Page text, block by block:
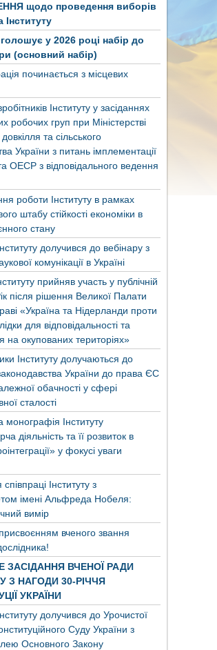
щодо проведення виборів
Інституту
у 2026 році набір до
(основний набір)
починається з місцевих
Інституту у засіданнях
робочих груп при Міністерстві
та сільського
України з питань імплементації
ОЕСР з відповідального ведення
роботи Інституту в рамках
штабу стійкості економіки в
стану
долучився до вебінару з
комунікації в Україні
прийняв участь у публічній
після рішення Великої Палати
«Україна та Нідерланди проти
для відповідальності та
на окупованих територіях»
Інституту долучаються до
України до права ЄС
обачності у сфері
сталості
монографія Інституту
діяльність та її розвиток в
у фокусі уваги
Інституту з
імені Альфреда Нобеля:
вимір
присвоєнням вченого звання
ЗАСІДАННЯ ВЧЕНОЇ РАДИ
З НАГОДИ 30-РІЧЧЯ
УКРАЇНИ
долучився до Урочистої
Суду України з
Основного Закону